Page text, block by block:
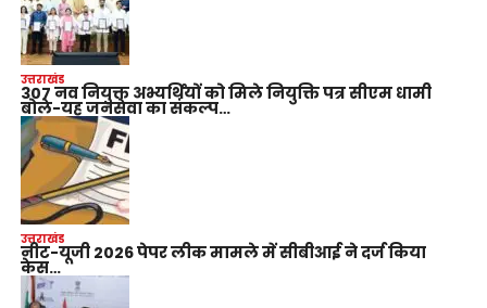
उत्तराखंड
307 नव नियुक्त अभ्यर्थियों को मिले नियुक्ति पत्र सीएम धामी
बोले-यह जनसेवा का संकल्प…
उत्तराखंड
नीट-यूजी 2026 पेपर लीक मामले में सीबीआई ने दर्ज किया
केस…